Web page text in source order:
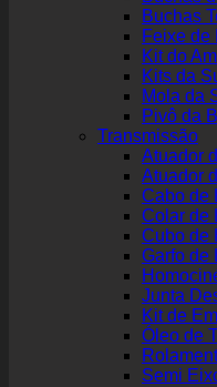
Buchas
Feixe de
Kit do
Kits da
Mola da
Pivô da
Transmissão
Atuador
Atuador
Cabo de
Colar de
Cubo de
Garfo de
Junta
Kit de
Óleo de
Semi